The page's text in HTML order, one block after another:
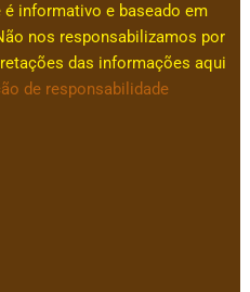
informativo e baseado em
nos responsabilizamos por
das informações aqui
de responsabilidade